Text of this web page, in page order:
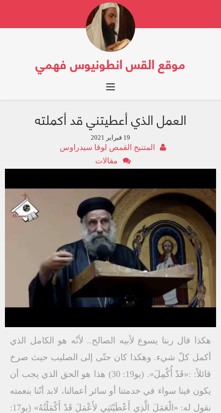
موقع القس انطونيوس فهمي
Toggle navigation
العمل الذي أعطيتني قد أكملته
19 فبراير 2021
المتنيح القمص لوقا سيدراوس
مقالات
هكذا قال ربنا يسوع لأبيه الصالح.. لأنّه هو الكامل الذي
أكمل كلّ شيء. وهكذا كان حتّى إلى الصليب حيث صرخ
قائلاً: :«قَدْ أُكْمِلَ». (يو19: 30) هذا هو الحق الذي يجب أن
يكون فينا سواء في خدمتنا أو سائر أعمالنا، لابد أنّنا بنعمته
نقول له: «الْعَمَلَ الَّذِي أَعْطَيْتَنِي لأَعْمَلَ قَدْ أَكْمَلْتُهُ» (يو17: